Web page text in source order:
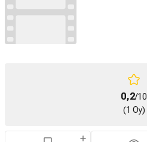
0,2/10
(1 Oy)